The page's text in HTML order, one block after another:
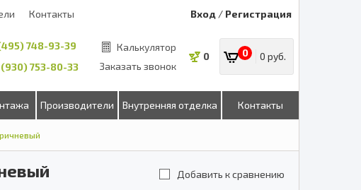
Контакты Вход / Регистрация
748-93-39
(930) 753-80-33
Калькулятор
Заказать звонок
0 0 0 руб.
Производители Внутренняя отделка Контакты
Добавить к сравнению